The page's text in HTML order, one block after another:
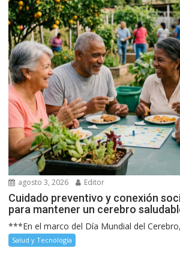
agosto 3, 2026 Editor
Cuidado preventivo y conexión
para mantener un cerebro
***En el marco del Día Mundial del
Salud y Tecnología